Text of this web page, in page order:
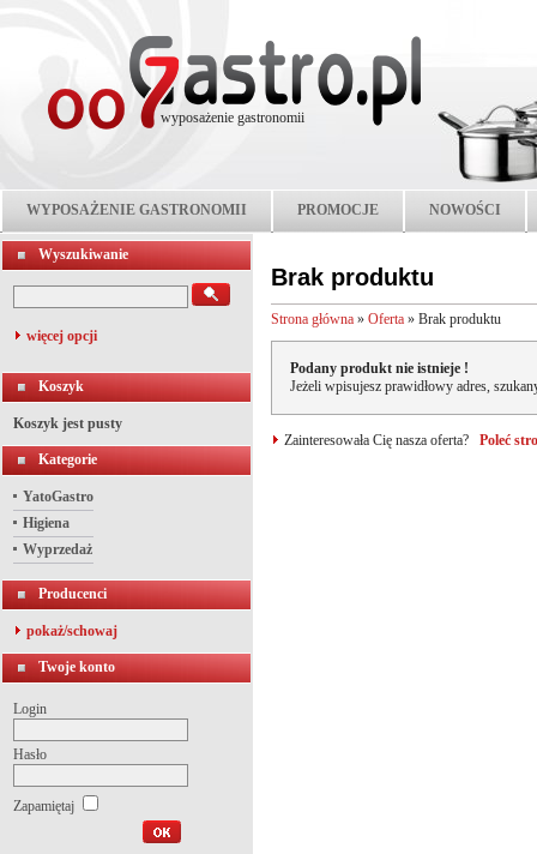
wyposażenie gastronomii
WYPOSAŻENIE GASTRONOMII PROMOCJE NOWOŚCI
Wyszukiwanie
więcej opcji
Koszyk
Koszyk jest pusty
Kategorie
YatoGastro
Higiena
Wyprzedaż
Producenci
pokaż/schowaj
Twoje konto
Login
Hasło
Zapamiętaj
Brak produktu
Strona główna » Oferta » Brak produktu
Podany produkt nie istnieje !
Jeżeli wpisujesz prawidłowy adres,
Zainteresowała Cię nasza oferta? Poleć